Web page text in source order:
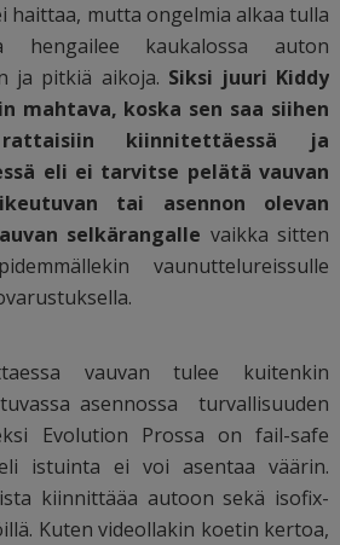
haittaa, mutta ongelmia alkaa tulla
kaukalossa auton
ja pitkiä aikoja. Siksi juuri Kiddy
mahtava, koska sen saa siihen
rattaisiin kiinnitettäessä ja
eli ei tarvitse pelätä vauvan
tai asennon olevan
selkärangalle vaikka sitten
vaunuttelureissulle
vauvan tulee kuitenkin
asennossa turvallisuuden
Evolution Prossa on fail-safe
istuinta ei voi asentaa väärin.
kiinnittääa autoon sekä isofix-
Kuten videollakin koetin kertoa,